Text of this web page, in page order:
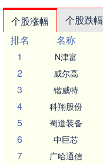
个股涨幅 个股跌幅
排名
名称
1
N津富
2 威尔高
3 锴威特
4 科翔股份
5 蜀道装备
6 中巨芯
7 广哈通信